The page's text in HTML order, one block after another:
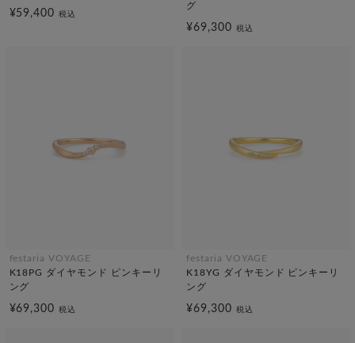
¥59,400税込
グ
¥69,300 税込
festaria VOYAGE
K18PG ダイヤモンド ピンキーリ
ング
¥69,300税込
festaria VOYAGE
K18YG ダイヤモンド ピンキーリ
ング
¥69,300 税込